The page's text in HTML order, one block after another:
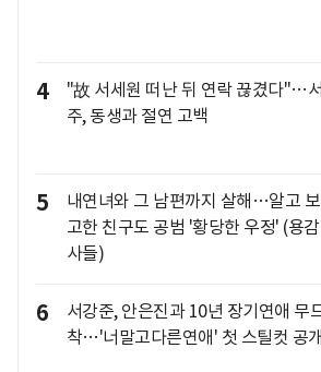
4
"故 서세원 떠난 뒤 연락 끊겼다"…
주, 동생과 절연 고백
5
내연녀와 그 남편까지 살해…알고
고한 친구도 공범 '황당한 우정' (용
사들)
6
서강준, 안은진과 10년 장기연애 무
착…'너말고다른연애' 첫 스틸컷 공개